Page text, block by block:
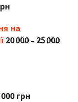
на
20 000 – 25 000
грн